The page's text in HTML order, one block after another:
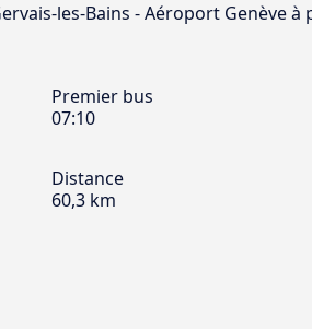
les-Bains - Aéroport Genève à
Premier bus
07:10
Distance
60,3 km